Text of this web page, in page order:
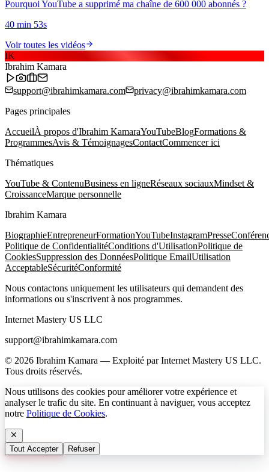
Pourquoi YouTube a supprimé ma chaîne de 600 000 abonnés ?
40 min 53s
Voir toutes les vidéos
IK
Ibrahim Kamara
support@ibrahimkamara.com
privacy@ibrahimkamara.com
Pages principales
AccueilÀ propos d'Ibrahim KamaraYouTubeBlogFormations &
ProgrammesAvis & TémoignagesContactCommencer ici
Thématiques
YouTube & ContenuBusiness en ligneRéseaux sociauxMindset &
CroissanceMarque personnelle
Ibrahim Kamara
BiographieEntrepreneurFormationYouTubeInstagramPresse
Politique de ConfidentialitéConditions d'UtilisationPolitique de
CookiesSuppression des DonnéesPolitique EmailUtilisation
AcceptableSécuritéConformité
Nous contactons uniquement les utilisateurs qui demandent des
informations ou s'inscrivent à nos programmes.
Internet Mastery US LLC
support@ibrahimkamara.com
© 2026 Ibrahim Kamara — Exploité par Internet Mastery US LLC.
Tous droits réservés.
Nous utilisons des cookies pour améliorer votre expérience et
analyser le trafic du site. En continuant à naviguer, vous acceptez
notre Politique de Cookies.
Tout Accepter Refuser